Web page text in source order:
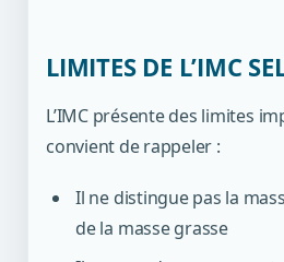
LIMITES DE L’IMC
L’IMC présente des limites
convient de rappeler :
Il ne distingue pas la
de la masse grasse